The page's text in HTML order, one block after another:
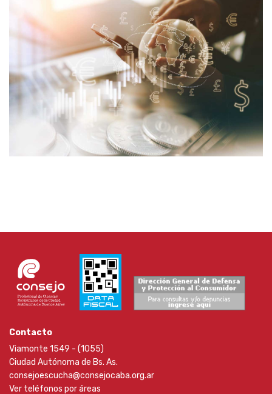
Contacto
Viamonte 1549 - (1055)
Ciudad Autónoma de Bs. As.
consejoescucha@consejocaba.org.ar
Ver teléfonos por áreas